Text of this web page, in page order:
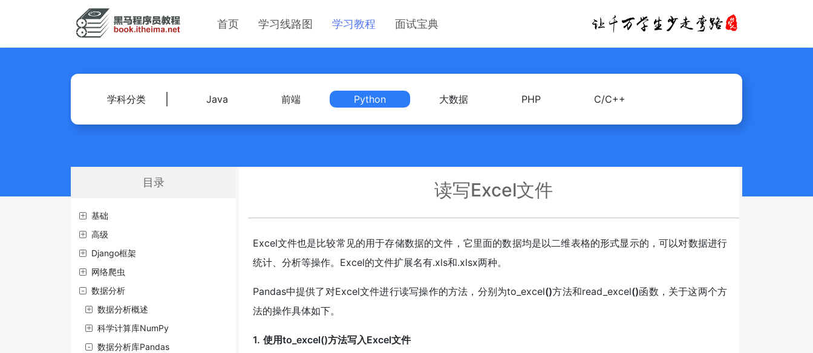
首页 学习线路图 学习教程 面试宝典
学科分类 Java 前端 Python 大数据 PHP C/C++
目录
基础
高级
Django框架
网络爬虫
数据分析
数据分析概述
科学计算库NumPy
数据分析库Pandas
读写Excel文件
Excel文件也是比较常见的用于存储数据的文件，它里面的数据均是以二维表格的形式显示的，可以对数据进行
统计、分析等操作。Excel的文件扩展名有.xls和.xlsx两种。
Pandas中提供了对Excel文件进行读写操作的方法，分别为to_excel()方法和read_excel()函数，关于这两个方
法的操作具体如下。
1. 使用to_excel()方法写入Excel文件